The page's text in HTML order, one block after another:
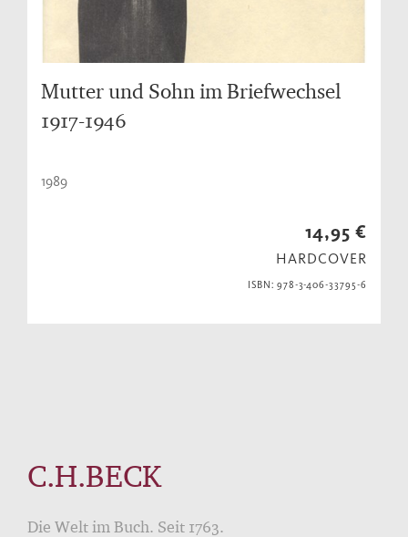
Mutter und Sohn im Briefwechsel
1917-1946
1989
14,95 €
HARDCOVER
ISBN: 978-3-406-33795-6
C.H.BECK
Die Welt im Buch. Seit 1763.